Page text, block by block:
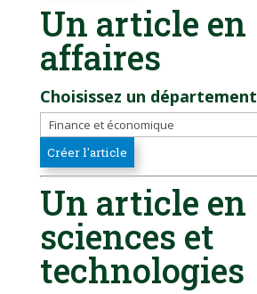
Un article en
affaires
Choisissez un département
Un article en
sciences et
technologies